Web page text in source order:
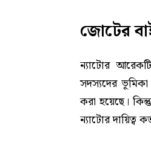
জোটের
ন্যাটোর
সদস্যদের ভূমিকা
করা হয়েছে।
ন্যাটোর দায়িত্ব